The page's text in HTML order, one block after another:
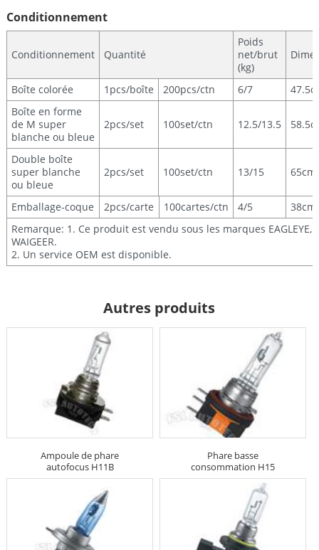
Conditionnement
Conditionnement Quantité
Poids
net/brut
(kg)
Boîte colorée 1pcs/boîte 200pcs/ctn 6/7
Boîte en forme
de M super
blanche ou bleue
2pcs/set 100set/ctn 12.5/13.5
Double boîte
super blanche
ou bleue
2pcs/set 100set/ctn 13/15
Emballage-coque 2pcs/carte 100cartes/ctn 4/5
Remarque: 1. Ce produit est vendu sous les marques EAGLEYE,
WAIGEER.
2. Un service OEM est disponible.
Autres produits
Ampoule de phare
autofocus H11B
Phare basse
consommation H15